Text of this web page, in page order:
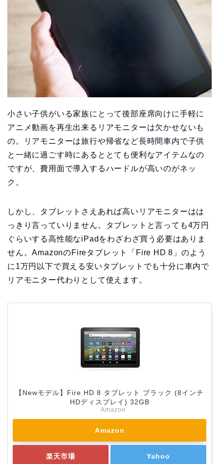
小さい子供がいる家族にとって後部座席向けに手軽に
アニメ動画を再生出来るリアモニターは欠かせないも
の。リアモニターは旅行や帰省など長時間車内で子供
と一緒に過ごす時にあるととても便利なアイテムなの
ですが、費用面で導入するハードルが高いのがネッ
ク。
しかし、タブレットさえあれば高いリアモニターはは
っきり言っていりません。タブレットと言っても4万円
ぐらいする高性能なiPadをわざわざ買う必要はありま
せん。AmazonのFireタブレット「Fire HD 8」のよう
に1万円以下で買える安いタブレットでも十分に車内で
リアモニター代わりとして使えます。
【Newモデル】Fire HD 8 タブレット ブラック (8インチ
HDディスプレイ) 32GB
Amazon
Amazon
楽天市場 Yahoo